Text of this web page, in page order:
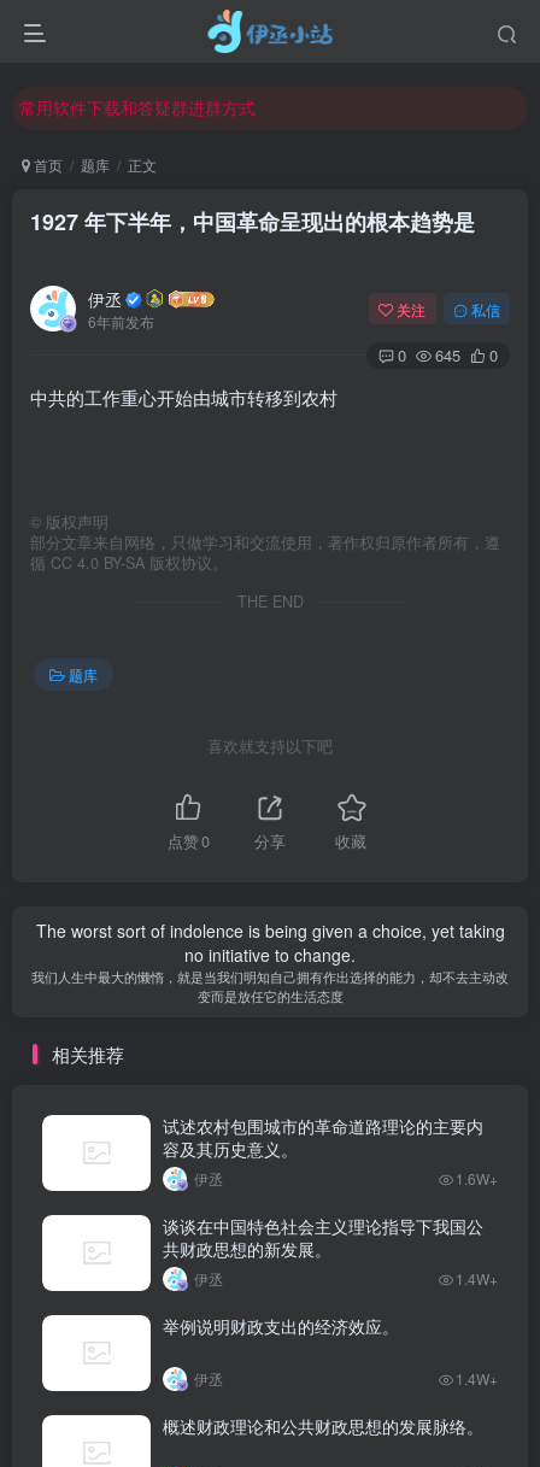
欢迎反馈网站中存在的问题和建议！
常用软件下载和答疑群进群方式
欢迎访问伊丞小站！
首页 题库 正文
1927 年下半年，中国革命呈现出的根本趋势是
伊丞
6年前发布
关注 私信
0 645 0
中共的工作重心开始由城市转移到农村
© 版权声明
部分文章来自网络，只做学习和交流使用，著作权归原作者所有，遵
循 CC 4.0 BY-SA 版权协议。
THE END
题库
喜欢就支持以下吧
点赞0 分享 收藏
The worst sort of indolence is being given a choice, yet taking
no initiative to change.
我们人生中最大的懒惰，就是当我们明知自己拥有作出选择的能力，却不去主动改
变而是放任它的生活态度
相关推荐
试述农村包围城市的革命道路理论的主要内
容及其历史意义。
伊丞 1.6W+
谈谈在中国特色社会主义理论指导下我国公
共财政思想的新发展。
伊丞 1.4W+
举例说明财政支出的经济效应。
伊丞 1.4W+
概述财政理论和公共财政思想的发展脉络。